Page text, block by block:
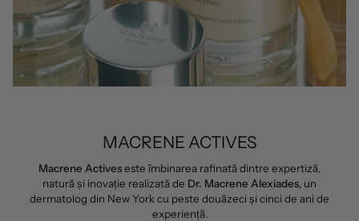
MACRENE ACTIVES
Macrene Activeseste îmbinarea rafinată dintre expertiză,
natură și inovație realizată de Dr. Macrene Alexiades, un
dermatolog din New York cu peste douăzeci și cinci de ani de
experiență.